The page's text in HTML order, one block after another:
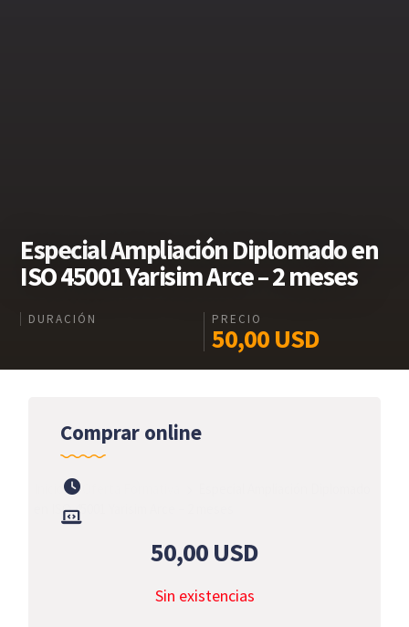
Especial Ampliación Diplomado en
ISO 45001 Yarisim Arce – 2 meses
DURACIÓN PRECIO
50,00USD
Comprar online
50,00USD
Sin existencias
Inicio
en ISO 45001 Yarisim Arce – 2 meses